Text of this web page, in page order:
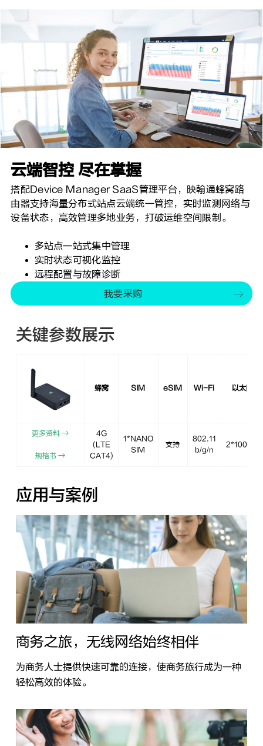
云端智控 尽在掌握
搭配Device Manager SaaS管理平台，映翰通蜂窝路
由器支持海量分布式站点云端统一管控，实时监测网络与
设备状态，高效管理多地业务，打破运维空间限制。
多站点一站式集中管理
实时状态可视化监控
远程配置与故障诊断
我要采购
关键参数展示
蜂窝 SIM eSIM Wi-Fi 以太网
更多资料 →
规格书 →
4G
(LTE
CAT4)
1*NANO
SIM
支持
802.11
b/g/n
2*100Mb
应用与案例
商务之旅，无线网络始终相伴
为商务人士提供快速可靠的连接，使商务旅行成为一种
轻松高效的体验。